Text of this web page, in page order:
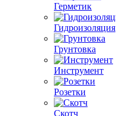
Герметик
Гидроизоляция
Грунтовка
Инструмент
Розетки
Скотч